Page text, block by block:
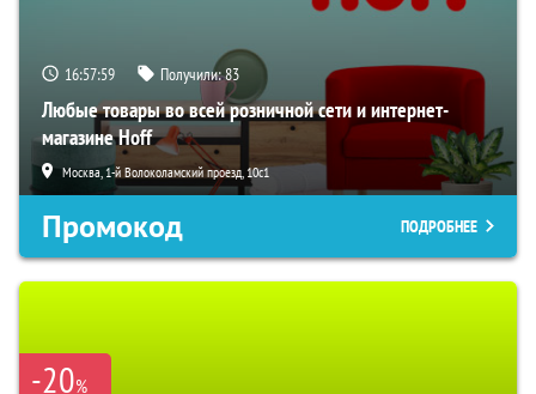
16:57:58 Получили:83
Любые товары во всей розничной сети и интернет-
магазине Hoff
Москва, 1-й Волоколамский проезд, 10с1
Промокод ПОДРОБНЕЕ
-20%